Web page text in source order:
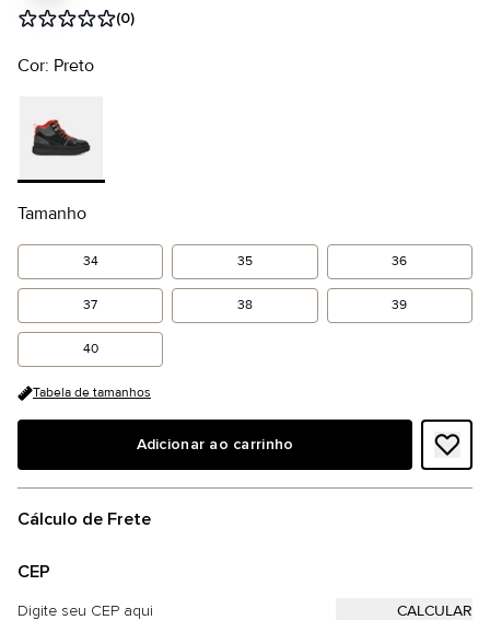
(0)
Cor: Preto
Tamanho
34 35 36
37 38 39
40
Tabela de tamanhos
Adicionar ao carrinho
Cálculo de Frete
CEP